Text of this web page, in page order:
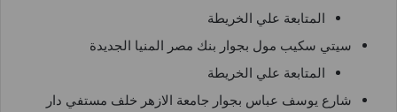
المتابعة علي الخريطة
سيتي سكيب مول بجوار بنك مصر المنيا الجديدة
المتابعة علي الخريطة
شارع يوسف عباس بجوار جامعة الازهر خلف مستفي دار